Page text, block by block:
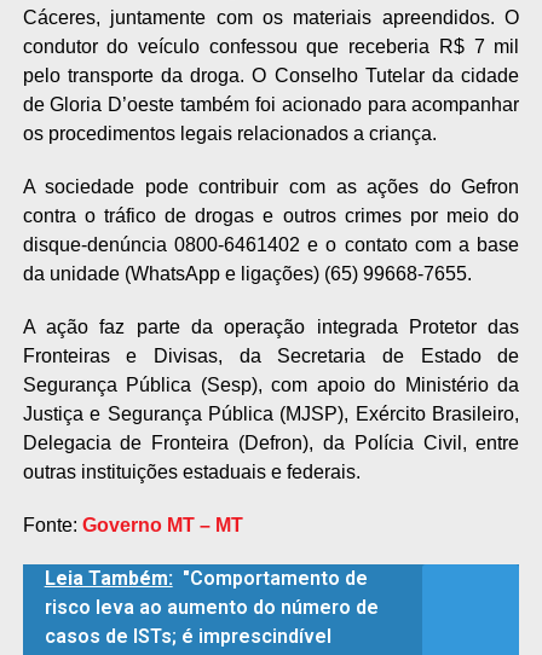
Cáceres, juntamente com os materiais apreendidos. O
condutor do veículo confessou que receberia R$ 7 mil
pelo transporte da droga. O Conselho Tutelar da cidade
de Gloria D’oeste também foi acionado para acompanhar
os procedimentos legais relacionados a criança.
A sociedade pode contribuir com as ações do Gefron
contra o tráfico de drogas e outros crimes por meio do
disque-denúncia 0800-6461402 e o contato com a base
da unidade (WhatsApp e ligações) (65) 99668-7655.
A ação faz parte da operação integrada Protetor das
Fronteiras e Divisas, da Secretaria de Estado de
Segurança Pública (Sesp), com apoio do Ministério da
Justiça e Segurança Pública (MJSP), Exército Brasileiro,
Delegacia de Fronteira (Defron), da Polícia Civil, entre
outras instituições estaduais e federais.
Fonte: Governo MT – MT
Leia Também: "Comportamento de
risco leva ao aumento do número de
casos de ISTs; é imprescindível